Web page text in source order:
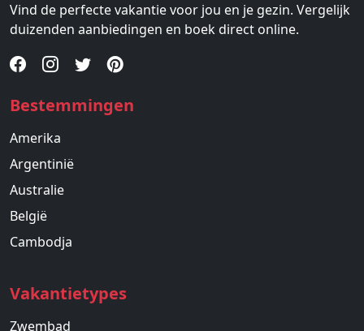
Vind de perfecte vakantie voor jou en je gezin. Vergelijk
duizenden aanbiedingen en boek direct online.
Bestemmingen
Amerika
Argentinië
Australie
België
Cambodja
Vakantietypes
Zwembad